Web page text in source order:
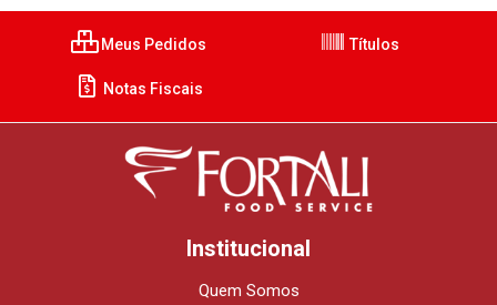
Meus Pedidos Títulos
Notas Fiscais
Institucional
Quem Somos